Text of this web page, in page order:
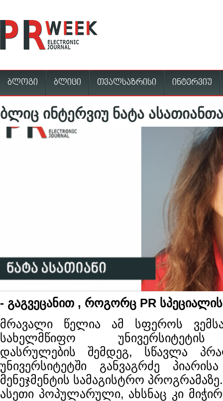
ბლოგი ბლიცი თვალსაზრისი ინტერვიუ
ბლიც ინტერვიუ ნატა
- გაგვეცანით , როგორც PR
მრავალი წელია ამ სფეროს
სახელმწიფო უნივერსიტეტის
დასრულების შემდეგ, სწავლა
უნივერსიტეტში განვაგრძე
მენეჯმენტის სამაგისტრო
ასეთი პოპულარული, ახსნაც კი